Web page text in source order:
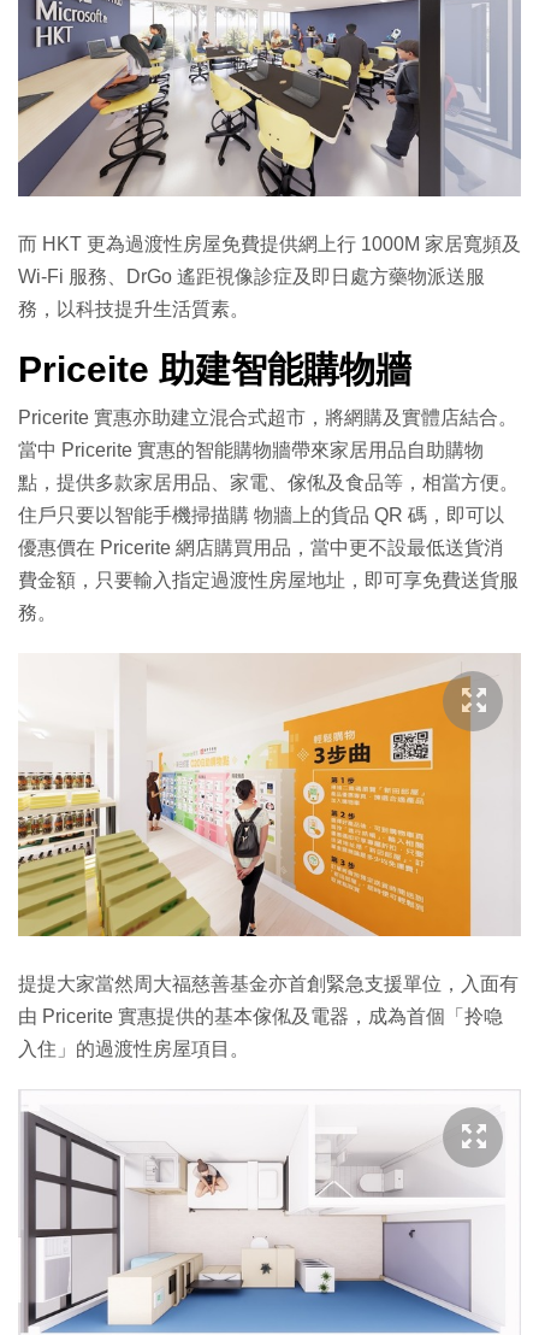
而 HKT 更為過渡性房屋免費提供網上行 1000M 家居寬頻及
Wi-Fi 服務、DrGo 遙距視像診症及即日處方藥物派送服
務，以科技提升生活質素。
Priceite 助建智能購物牆
Pricerite 實惠亦助建立混合式超市，將網購及實體店結合。
當中 Pricerite 實惠的智能購物牆帶來家居用品自助購物
點，提供多款家居用品、家電、傢俬及食品等，相當方便。
住戶只要以智能手機掃描購 物牆上的貨品 QR 碼，即可以
優惠價在 Pricerite 網店購買用品，當中更不設最低送貨消
費金額，只要輸入指定過渡性房屋地址，即可享免費送貨服
務。
提提大家當然周大福慈善基金亦首創緊急支援單位，入面有
由 Pricerite 實惠提供的基本傢俬及電器，成為首個「拎喼
入住」的過渡性房屋項目。